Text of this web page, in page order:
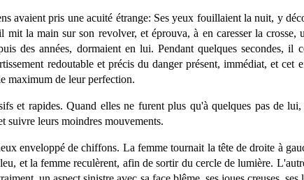
avaient pris une acuité étrange: Ses yeux fouillaient la nuit, y
la main sur son revolver, et éprouva, à en caresser la crosse,
des années, dormaient en lui. Pendant quelques secondes, il
redoutable et précis du danger présent, immédiat, et cet
maximum de leur perfection.
et rapides. Quand elles ne furent plus qu'à quelques pas de
suivre leurs moindres mouvements.
enveloppé de chiffons. La femme tournait la tête de droite à
et la femme reculèrent, afin de sortir du cercle de lumière.